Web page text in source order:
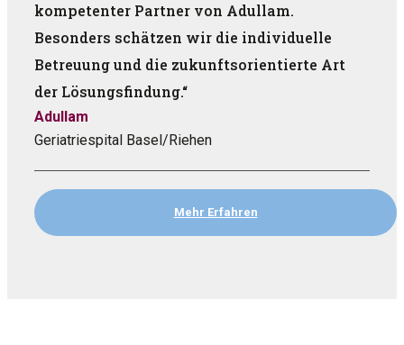
kompetenter Partner von Adullam.
Besonders schätzen wir die individuelle
Betreuung und die zukunftsorientierte Art
der Lösungsfindung.“
Adullam
Geriatriespital Basel/Riehen
Mehr Erfahren